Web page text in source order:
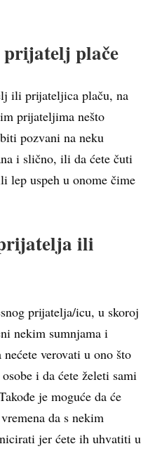
plače
ili prijateljica plaču, na
prijateljima nešto
pozvani na neku
i slično, ili da ćete čuti
lep uspeh u onome čime
ili
prijatelja/icu, u skoroj
nekim sumnjama i
verovati u ono što
i da ćete želeti sami
je moguće da će
da s nekim
jer ćete ih uhvatiti u